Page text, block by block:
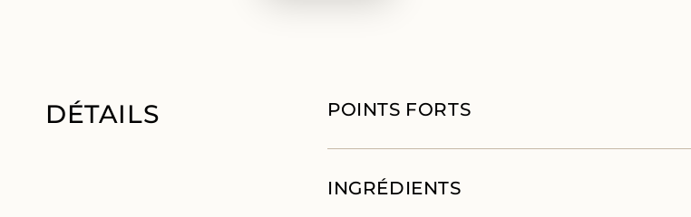
DÉTAILS POINTS FORTS
INGRÉDIENTS